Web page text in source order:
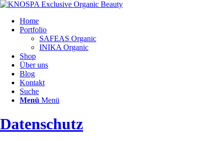
Home
Portfolio
SAFEAS Organic
INIKA Organic
Shop
Über uns
Blog
Kontakt
Suche
Menü Menü
Datenschutz